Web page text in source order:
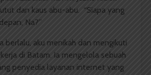
dan kaus abu-abu. “Siapa yang
Na?”
berlalu, aku menikah dan mengikuti
di Batam. Ia mengelola sebuah
penyedia layanan internet yang